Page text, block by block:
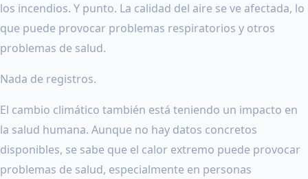
los incendios. Y punto. La calidad del aire se ve afectada, lo
que puede provocar problemas respiratorios y otros
problemas de salud.
Nada de registros.
El cambio climático también está teniendo un impacto en
la salud humana. Aunque no hay datos concretos
disponibles, se sabe que el calor extremo puede provocar
problemas de salud, especialmente en personas